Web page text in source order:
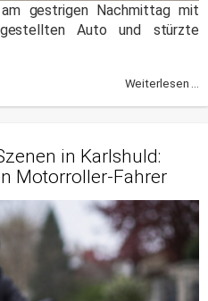
gestrigen Nachmittag mit
Auto und stürzte
Weiterlesen ...
in Karlshuld:
Motorroller-Fahrer